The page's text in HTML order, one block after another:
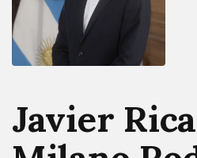
Javier